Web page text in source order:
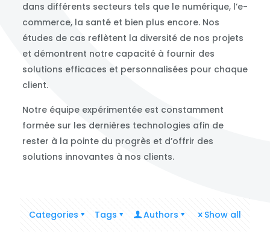
dans différents secteurs tels que le numérique, l’e-
commerce, la santé et bien plus encore. Nos
études de cas reflètent la diversité de nos projets
et démontrent notre capacité à fournir des
solutions efficaces et personnalisées pour chaque
client.
Notre équipe expérimentée est constamment
formée sur les dernières technologies afin de
rester à la pointe du progrès et d’offrir des
solutions innovantes à nos clients.
Categories Tags Authors Show all